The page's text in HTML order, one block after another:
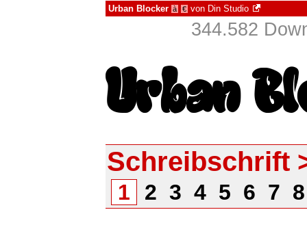
Urban Blocker à € von Din Studio
344.582
Schreibschrift
1 2 3 4 5 6 7